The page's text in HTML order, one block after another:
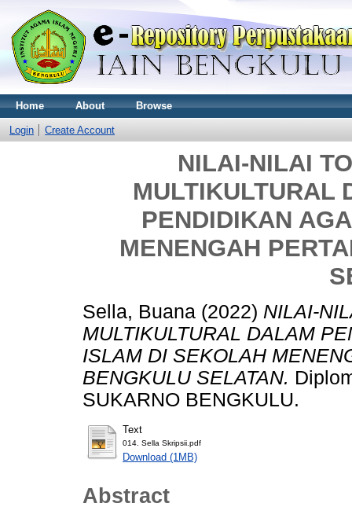
Home About Browse
Login Create Account
NILAI-NILAI
MULTIKULTURAL
PENDIDIKAN
MENENGAH
Sella, Buana (2022) NILAI-
MULTIKULTURAL DALAM
ISLAM DI SEKOLAH
BENGKULU SELATAN.
SUKARNO BENGKULU.
Text
014. Sella Skripsii.pdf
Download (1MB)
Abstract